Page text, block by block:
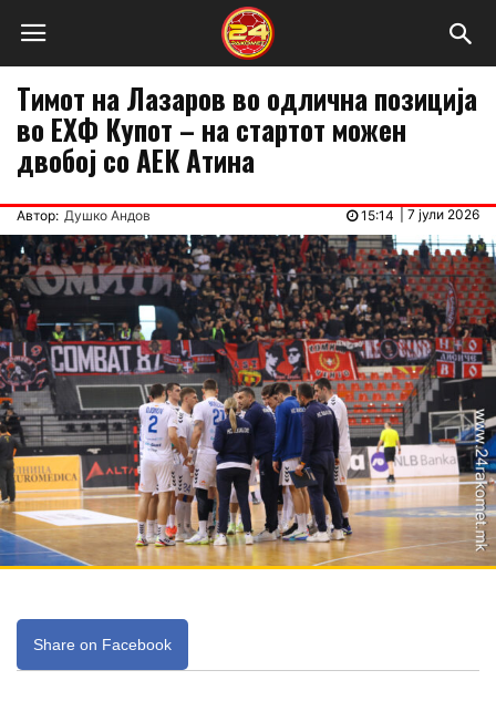
Тимот на Лазаров во одлична позиција
во ЕХФ Купот – на стартот можен
двобој со АЕК Атина
Автор: Душко Андов 7 јули 2026
15:14
Share on Facebook